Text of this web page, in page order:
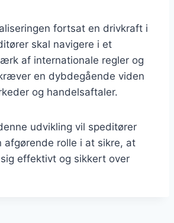
fortsat en drivkraft i
skal navigere i et
af internationale regler og
en dybdegående viden
og handelsaftaler.
udvikling vil speditører
afgørende rolle i at sikre, at
effektivt og sikkert over